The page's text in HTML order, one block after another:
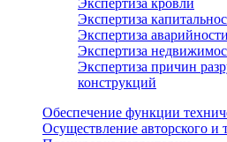
Экспертиза кровли
Экспертиза
Экспертиза
Экспертиза
Экспертиза причин
конструкций
Обеспечение функции
Осуществление авторского и